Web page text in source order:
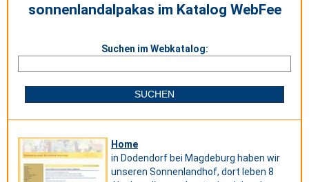
sonnenlandalpakas im Katalog WebFee
Suchen im Webkatalog:
Home
in Dodendorf bei Magdeburg haben wir
unseren Sonnenlandhof, dort leben 8